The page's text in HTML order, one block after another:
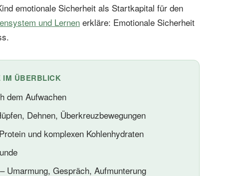
emotionale Sicherheit als Startkapital für den
und Lernenerkläre: Emotionale Sicherheit
IM ÜBERBLICK
dem Aufwachen
Dehnen, Überkreuzbewegungen
und komplexen Kohlenhydraten
Umarmung, Gespräch, Aufmunterung